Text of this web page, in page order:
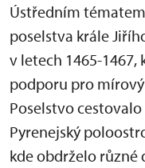
Ústředním
poselstva krále
v letech 1465-1467,
podporu pro
Poselstvo
Pyrenejský
kde obdrželo různé